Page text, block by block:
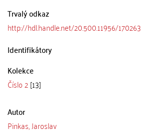
Trvalý odkaz
http://hdl.handle.net/20.500.11956/170263
Identifikátory
Kolekce
Číslo 2[13]
Autor
Pinkas, Jaroslav